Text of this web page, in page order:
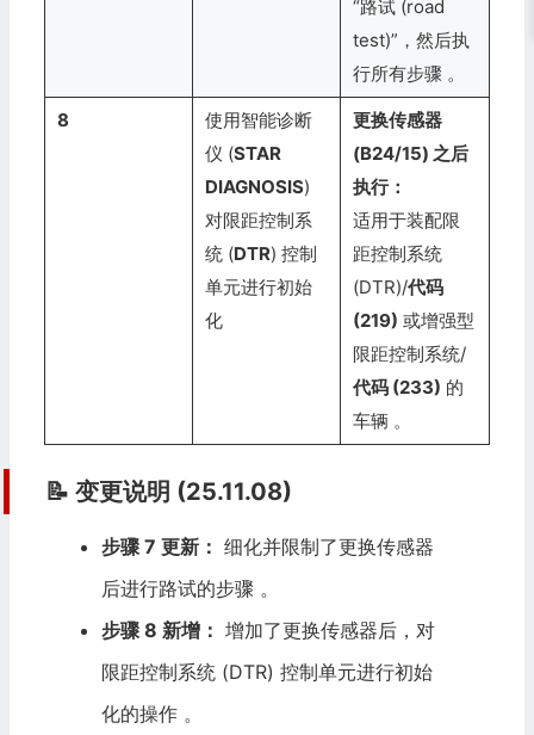
“路试 (road
test)”，然后执
行所有步骤 。
8
使用智能诊断
仪 (STAR
DIAGNOSIS)
对限距控制系
统 (DTR) 控制
单元进行初始
化
更换传感器
(B24/15) 之后
执行：
适用于装配限
距控制系统
(DTR)/代码
(219) 或增强型
限距控制系统/
代码 (233) 的
车辆 。
📝 变更说明 (25.11.08)
步骤 7 更新： 细化并限制了更换传感器
后进行路试的步骤 。
步骤 8 新增： 增加了更换传感器后，对
限距控制系统 (DTR) 控制单元进行初始
化的操作 。